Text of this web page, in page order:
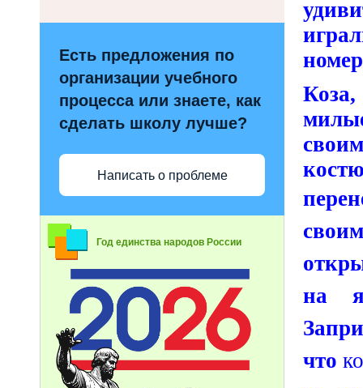
Есть предложения по
организации учебного
процесса или знаете, как
сделать школу лучше?
Написать о проблеме
Год единства народов России
на
что